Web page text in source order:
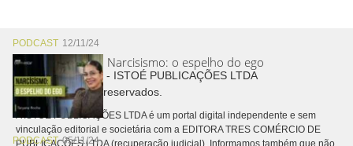
PODCAST 12/11/24
Narcisismo: o espelho do ego
PODCAST05/11/24
Copyright © 2026 - ISTOÉ PUBLICAÇÕES LTDA
Todos os direitos reservados.
A ISTOÉ PUBLICAÇÕES LTDA é um portal digital independente e sem
vinculação editorial e societária com a EDITORA TRES COMÉRCIO DE
PUBLICACÕES LTDA (recuperação judicial). Informamos também que não